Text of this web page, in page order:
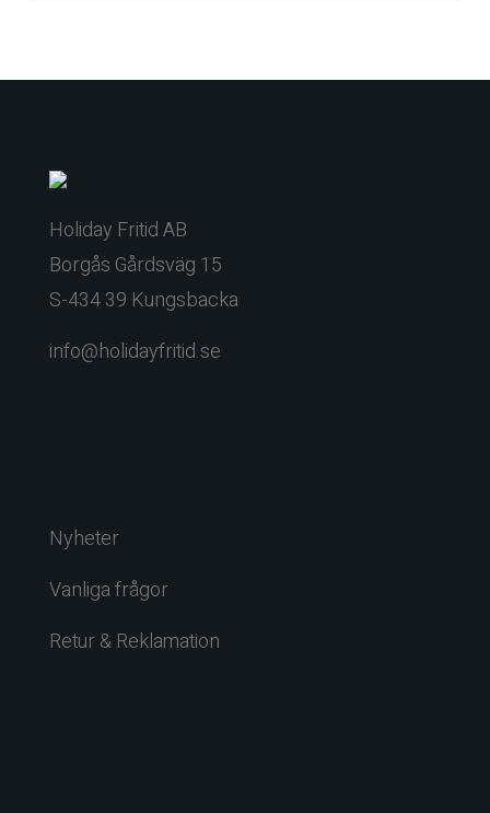
Holiday Fritid AB
Borgås Gårdsväg 15
S-434 39 Kungsbacka
info@holidayfritid.se
Nyheter
Vanliga frågor
Retur & Reklamation